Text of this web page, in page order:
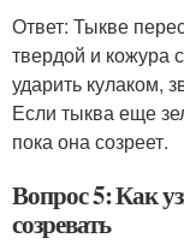
Ответ: Тыкве
твердой и кожура
ударить кулаком,
Если тыква еще
пока она созреет.
Вопрос 5: Как
созревать